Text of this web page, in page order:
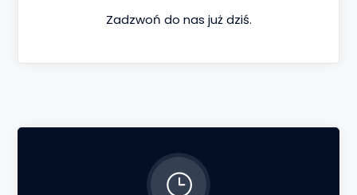
Zadzwoń do nas już dziś.